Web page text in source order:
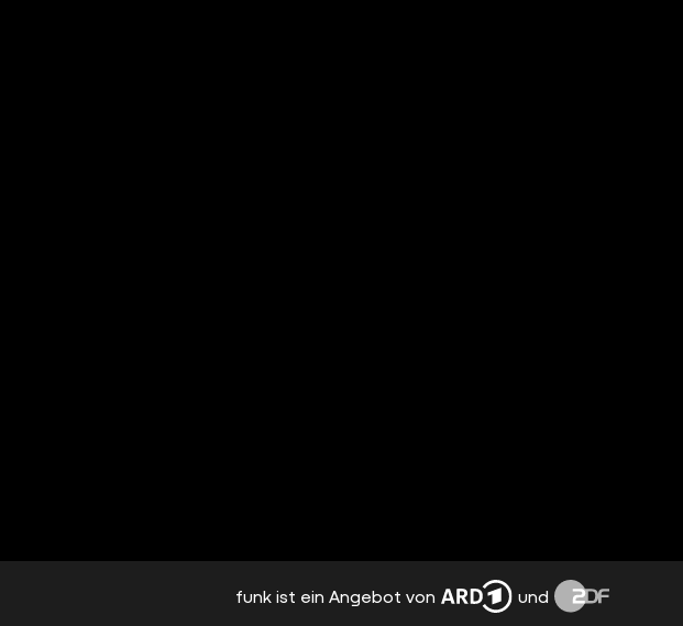
funk ist ein Angebot von und